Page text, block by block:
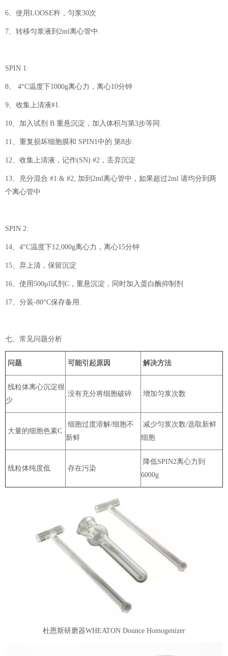
6、使用LOOSE杵，匀浆30次
7、转移匀浆液到2ml离心管中.
SPIN 1:
8、 4°C温度下1000g离心力，离心10分钟
9、收集上清液#1.
10、加入试剂 B 重悬沉淀，加入体积与第3步等同.
11、重复损坏细胞膜和 SPIN1中的 第8步.
12、收集上清液，记作(SN) #2，丢弃沉淀
13、充分混合 #1 & #2, 加到2ml离心管中，如果超过2ml 请均分到两
个离心管中
SPIN 2:
14、4°C温度下12,000g离心力，离心15分钟
15、弃上清，保留沉淀
16、使用500μl试剂C，重悬沉淀，同时加入蛋白酶抑制剂
17、分装-80°C保存备用.
七、常见问题分析
问题 可能引起原因 解决方法
线粒体离心沉淀很
少
没有充分将细胞破碎 增加匀浆次数
大量的细胞色素C
细胞过度溶解/细胞不
新鲜
减少匀浆次数/选取新鲜
细胞
线粒体纯度低 存在污染
降低SPIN2离心力到
6000g
杜恩斯研磨器WHEATON Dounce Homogenizer